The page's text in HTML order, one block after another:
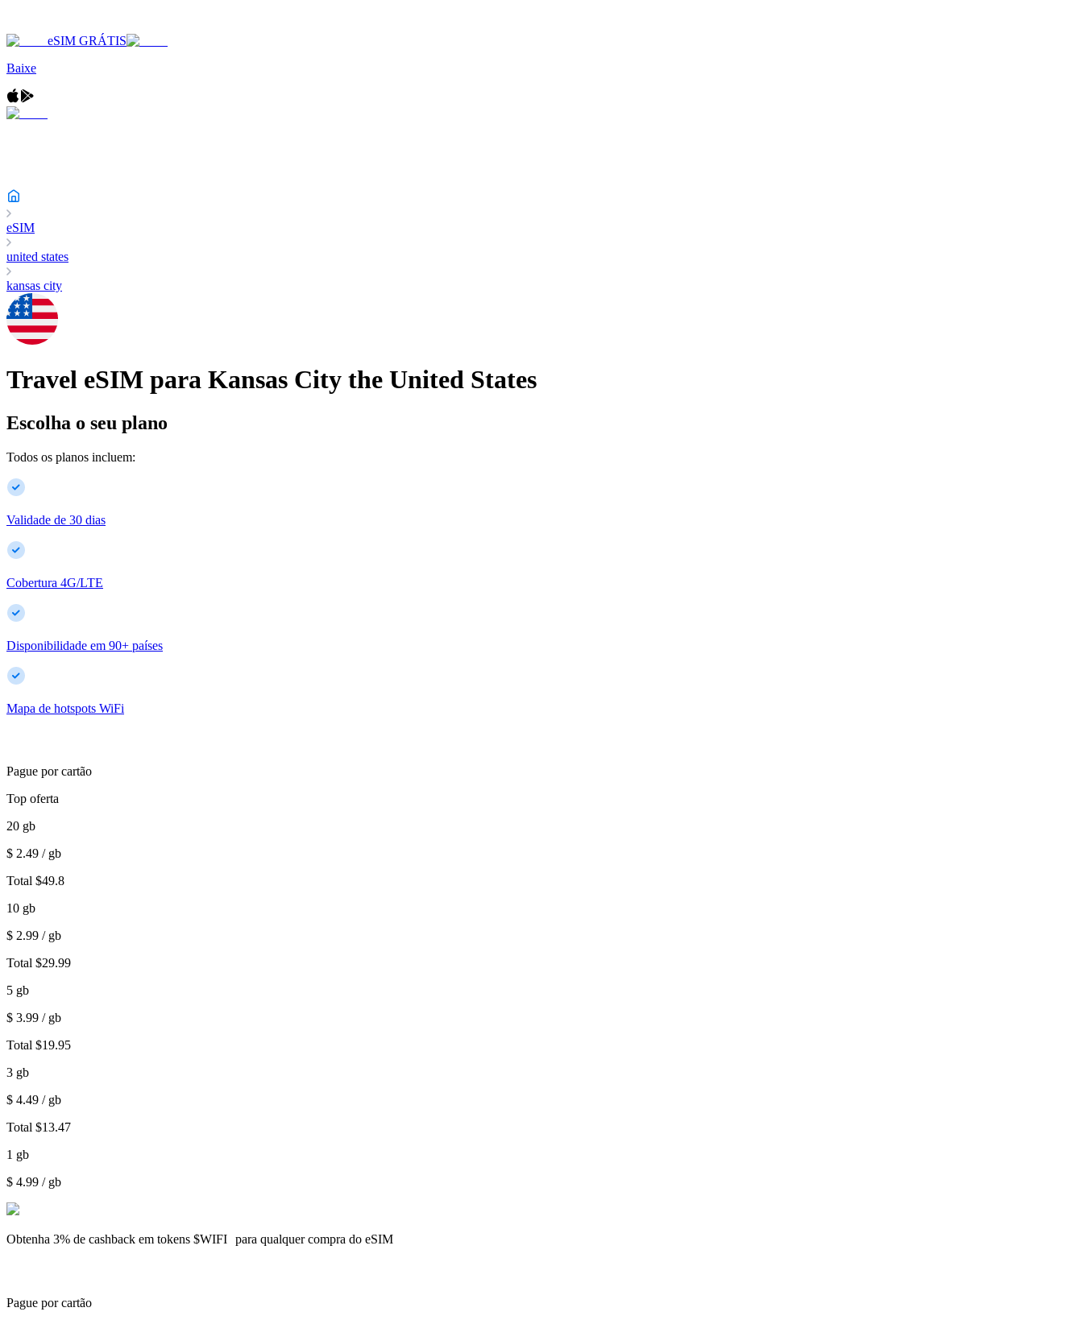
eSIM GRÁTIS
Baixe
eSIM
united states
kansas city
Travel eSIM para Kansas City the United States
Escolha o seu plano
Todos os planos incluem:
Validade de 30 dias
Cobertura 4G/LTE
Disponibilidade em 90+ países
Mapa de hotspots WiFi
Pague por cartão
Top oferta
20 gb
$ 2.49 / gb
Total $49.8
10 gb
$ 2.99 / gb
Total $29.99
5 gb
$ 3.99 / gb
Total $19.95
3 gb
$ 4.49 / gb
Total $13.47
1 gb
$ 4.99 / gb
Obtenha 3% de cashback em tokens $WIFI para qualquer compra do eSIM
Pague por cartão